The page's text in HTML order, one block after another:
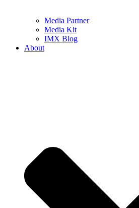
Media Partner
Media Kit
IMX Blog
About